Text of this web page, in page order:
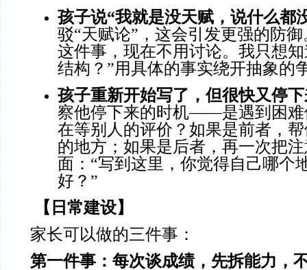
孩子说“我就是没天赋，说什么都
驳“天赋论”，这会引发更强的防
这件事，现在不用讨论。我只想
结构？”用具体的事实绕开抽象的
孩子重新开始写了，但很快又停
察他停下来的时机——是遇到困难
在等别人的评价？如果是前者，
的地方；如果是后者，再一次把
面：“写到这里，你觉得自己哪个
好？”
【日常建设】
家长可以做的三件事：
第一件事：每次谈成绩，先拆能力，